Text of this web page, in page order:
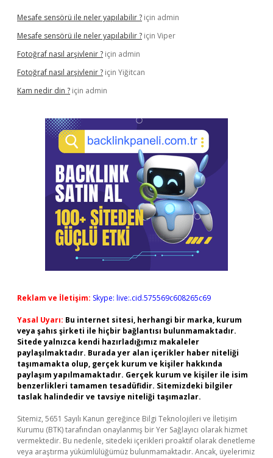
Mesafe sensörü ile neler yapılabilir ? için admin
Mesafe sensörü ile neler yapılabilir ? için Viper
Fotoğraf nasıl arşivlenir ? için admin
Fotoğraf nasıl arşivlenir ? için Yiğitcan
Kam nedir din ? için admin
Reklam ve İletişim: Skype: live:.cid.575569c608265c69
Yasal Uyarı: Bu internet sitesi, herhangi bir marka, kurum
veya şahıs şirketi ile hiçbir bağlantısı bulunmamaktadır.
Sitede yalnızca kendi hazırladığımız makaleler
paylaşılmaktadır. Burada yer alan içerikler haber niteliği
taşımamakta olup, gerçek kurum ve kişiler hakkında
paylaşım yapılmamaktadır. Gerçek kurum ve kişiler ile isim
benzerlikleri tamamen tesadüfidir. Sitemizdeki bilgiler
taslak halindedir ve tavsiye niteliği taşımazlar.
Sitemiz, 5651 Sayılı Kanun gereğince Bilgi Teknolojileri ve İletişim
Kurumu (BTK) tarafından onaylanmış bir Yer Sağlayıcı olarak hizmet
vermektedir. Bu nedenle, sitedeki içerikleri proaktif olarak denetleme
veya araştırma yükümlülüğümüz bulunmamaktadır. Ancak, üyelerimiz